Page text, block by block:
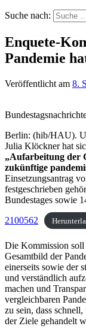
Suche nach:
Enquete-
Pandemie
Veröffentlicht am 8.
Berlin: (hib/HAU).
Julia Klöckner hat
„Aufarbeitung der
zukünftige
Einsetzungsantrag
festgeschrieben
Bundestages sowie
2100562
Die Kommission soll
Gesamtbild der
einerseits sowie der
und verständlich
machen und
vergleichbaren
zu sein, dass
der Ziele gehandelt